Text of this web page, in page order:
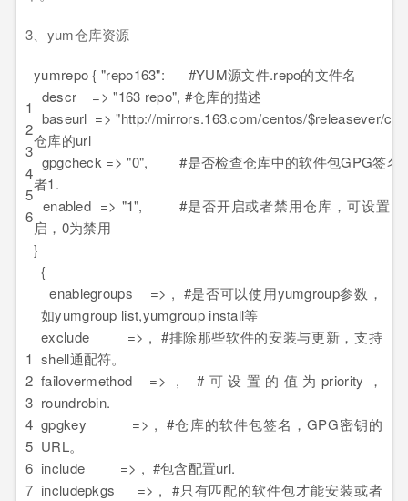
3、yum仓库资源
1
2
3
4
5
6
yumrepo { "repo163": #YUM源文件.repo的文件名
descr => "163 repo", #仓库的描述
baseurl => "http://mirrors.163.com/centos/$releasever/
仓库的url
gpgcheck => "0", #是否检查仓库中的软件包GPG签名
者1.
enabled => "1", #是否开启或者禁用仓库，可设置的
启，0为禁用
}
1
2
3
4
5
6
7
{
enablegroups => , #是否可以使用yumgroup参数，
如yumgroup list,yumgroup install等
exclude => , #排除那些软件的安装与更新，支持
shell通配符。
failovermethod => , #可设置的值为priority，
roundrobin.
gpgkey => , #仓库的软件包签名，GPG密钥的
URL。
include => , #包含配置url.
includepkgs => , #只有匹配的软件包才能安装或者